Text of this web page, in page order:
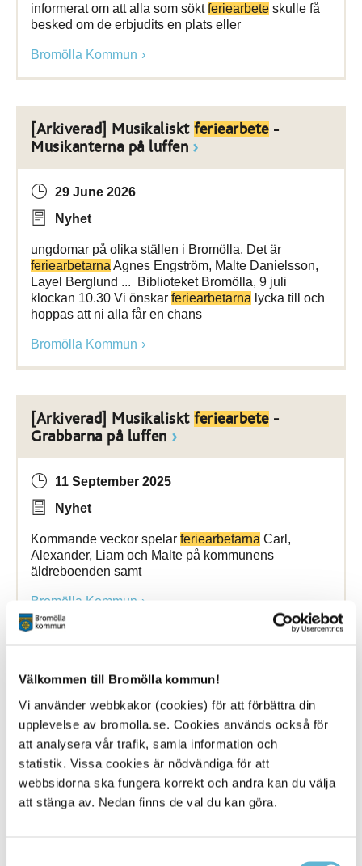
Välkommen till Bromölla kommun!
Vi använder webbkakor (cookies) för att förbättra din
upplevelse av bromolla.se. Cookies används också för
att analysera vår trafik, samla information och
statistik. Vissa cookies är nödvändiga för att
webbsidorna ska fungera korrekt och andra kan du välja
att stänga av. Nedan finns de val du kan göra.
informerat om att alla som söktferiearbete skulle få
besked om de erbjudits en plats eller
Bromölla Kommun
[Arkiverad] Musikaliskt feriearbete-
Musikanterna på luffen
29 June 2026
Nyhet
ungdomar på olika ställen i Bromölla. Det är
feriearbetarna Agnes Engström, Malte Danielsson,
Layel Berglund ... Biblioteket Bromölla, 9 juli
klockan 10.30 Vi önskar feriearbetarna lycka till och
hoppas att ni alla får en chans
Bromölla Kommun
[Arkiverad] Musikaliskt feriearbete-
Grabbarna på luffen
11 September 2025
Nyhet
Kommande veckor spelar feriearbetarna Carl,
Alexander, Liam och Malte på kommunens
äldreboenden samt
Bromölla Kommun
Information till dig som blir erbjuden
7 February 2025
Webbsida
berättar om du blir erbjuden feriearbete
eller inte. Blir
du erbjuden
framgår det vilken period ...